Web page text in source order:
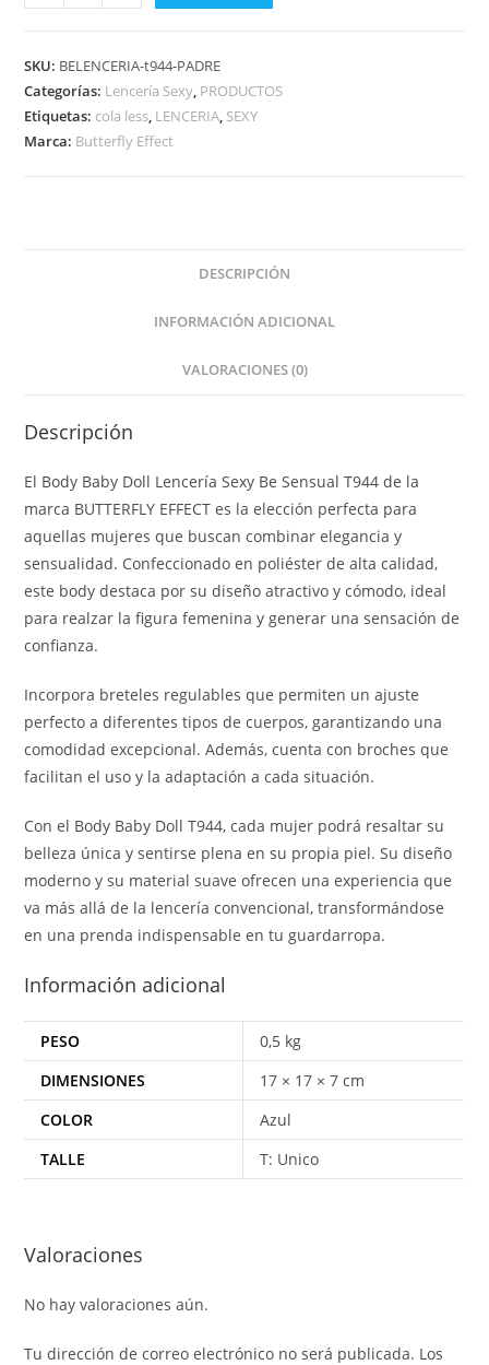
SKU: BELENCERIA-t944-PADRE
Categorías: Lencería Sexy, PRODUCTOS
Etiquetas: cola less, LENCERIA, SEXY
Marca: Butterfly Effect
DESCRIPCIÓN
INFORMACIÓN ADICIONAL
VALORACIONES (0)
Descripción
El Body Baby Doll Lencería Sexy Be Sensual T944 de la
marca BUTTERFLY EFFECT es la elección perfecta para
aquellas mujeres que buscan combinar elegancia y
sensualidad. Confeccionado en poliéster de alta calidad,
este body destaca por su diseño atractivo y cómodo, ideal
para realzar la figura femenina y generar una sensación de
confianza.
Incorpora breteles regulables que permiten un ajuste
perfecto a diferentes tipos de cuerpos, garantizando una
comodidad excepcional. Además, cuenta con broches que
facilitan el uso y la adaptación a cada situación.
Con el Body Baby Doll T944, cada mujer podrá resaltar su
belleza única y sentirse plena en su propia piel. Su diseño
moderno y su material suave ofrecen una experiencia que
va más allá de la lencería convencional, transformándose
en una prenda indispensable en tu guardarropa.
Información adicional
PESO
0,5 kg
DIMENSIONES
17 × 17 × 7 cm
COLOR
Azul
TALLE
T: Unico
Valoraciones
No hay valoraciones aún.
Tu dirección de correo electrónico no será publicada. Los